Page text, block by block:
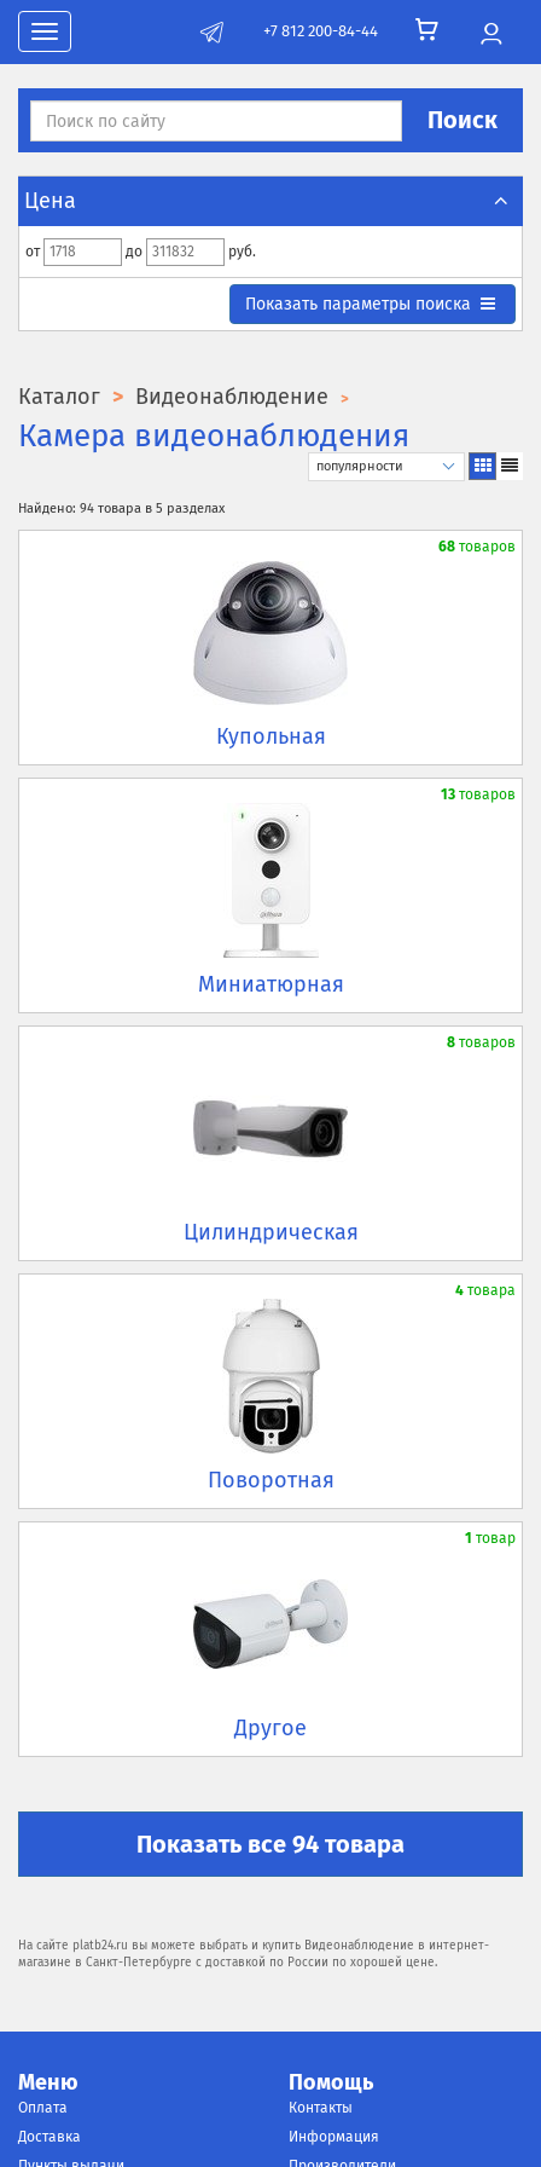
Toggle navigation
+7 812 200-84-44
Поиск
Цена
от до руб.
Toggle search parametrs
Показать параметры поиска
Каталог Видеонаблюдение
Камера видеонаблюдения
Найдено: 94 товара в 5 разделах
68 товаров
Купольная
13 товаров
Миниатюрная
8 товаров
Цилиндрическая
4 товара
Поворотная
1 товар
Другое
Показать все 94 товара
На сайте platb24.ru вы можете выбрать и купить Видеонаблюдение в интернет-
магазине в Санкт-Петербурге с доставкой по России по хорошей цене.
Меню
Оплата
Доставка
Помощь
Контакты
Информация